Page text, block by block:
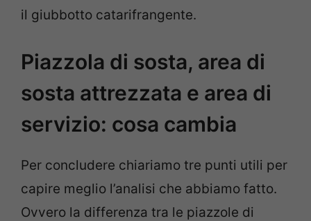
il giubbotto catarifrangente.
Piazzola di sosta, area di
sosta attrezzata e area di
servizio: cosa cambia
Per concludere chiariamo tre punti utili per
capire meglio l’analisi che abbiamo fatto.
Ovvero la differenza tra le piazzole di